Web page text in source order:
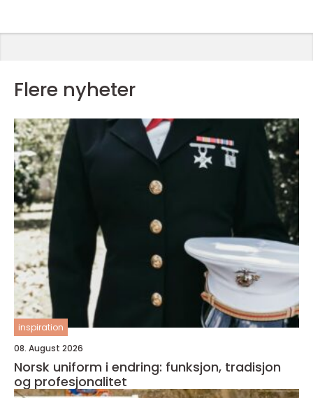
Flere nyheter
inspiration
08. August 2026
Norsk uniform i endring: funksjon, tradisjon
og profesjonalitet